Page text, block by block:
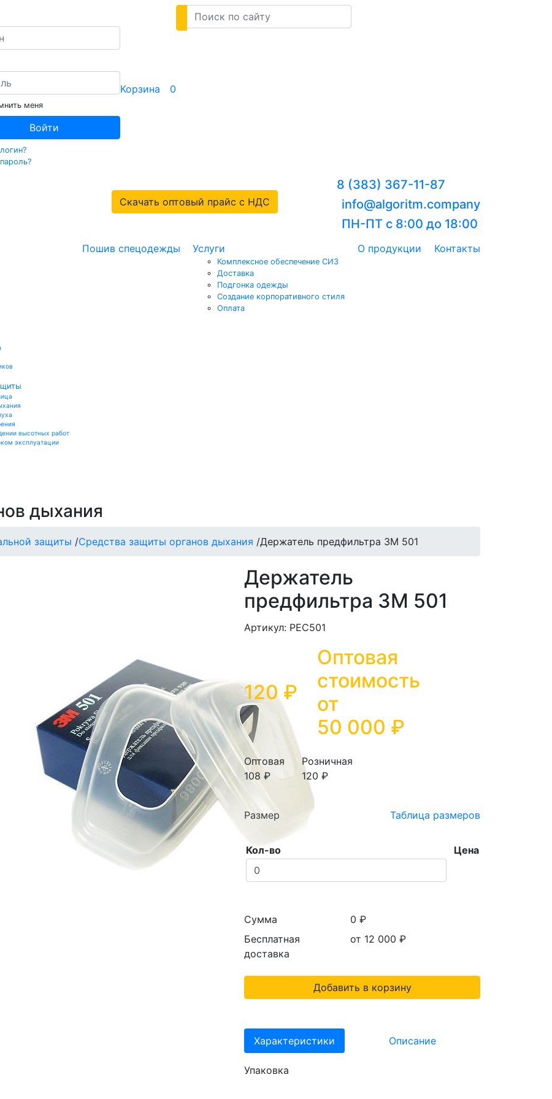
меня
Войти
Корзина 0
Скачать оптовый прайс с НДС
8 (383) 367-11-87
info@algoritm.company
ПН-ПТ с 8:00 до 18:00
высотных работ
эксплуатации
Пошив спецодежды Услуги
Комплексное обеспечение СИЗ
Доставка
Подгонка одежды
Создание корпоративного стиля
Оплата
О продукции Контакты
дыхания
защиты /Средства защиты органов дыхания /Держатель предфильтра ЗМ 501
Держатель
предфильтра ЗМ 501
Артикул: РЕС501
120 ₽
Оптовая
стоимость
от
50 000 ₽
Оптовая
108 ₽
Розничная
120 ₽
Размер Таблица размеров
Кол-во Цена
Сумма
Бесплатная
доставка
0 ₽
от 12 000 ₽
Добавить в корзину
Характеристики Описание
Упаковка